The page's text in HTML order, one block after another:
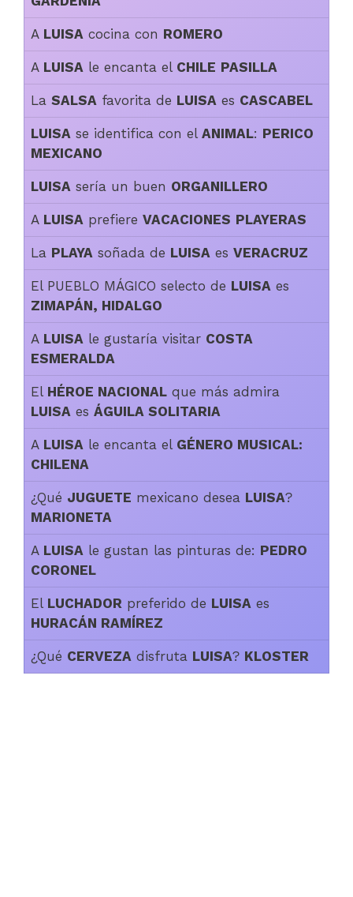
A LUISA cocina con ROMERO
A LUISA le encanta el CHILE PASILLA
La SALSA favorita de LUISA es CASCABEL
LUISA se identifica con el ANIMAL: PERICO
MEXICANO
LUISA sería un buen ORGANILLERO
A LUISA prefiere VACACIONES PLAYERAS
La PLAYA soñada de LUISA es VERACRUZ
El PUEBLO MÁGICO selecto de LUISA es
ZIMAPÁN, HIDALGO
A LUISA le gustaría visitar COSTA
ESMERALDA
El HÉROE NACIONAL que más admira
LUISA es ÁGUILA SOLITARIA
A LUISA le encanta el GÉNERO MUSICAL:
CHILENA
¿Qué JUGUETE mexicano desea LUISA?
MARIONETA
A LUISA le gustan las pinturas de: PEDRO
CORONEL
El LUCHADOR preferido de LUISA es
HURACÁN RAMÍREZ
¿Qué CERVEZA disfruta LUISA? KLOSTER